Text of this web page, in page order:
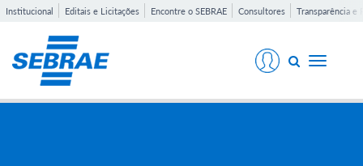
Institucional Editais e Licitações Encontre o SEBRAE Consultores Transparência e
Toggle